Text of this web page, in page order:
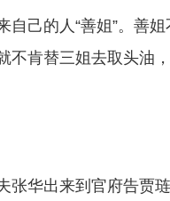
自己的人“善姐”。善
不肯替三姐去取头油
张华出来到官府告贾